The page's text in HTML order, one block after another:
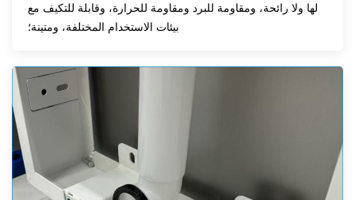
لها ولا رائحة، ومقاومة للبرد ومقاومة للحرارة، وقابلة للتكيف مع
بيئات الاستخدام المختلفة، ومتينة؛